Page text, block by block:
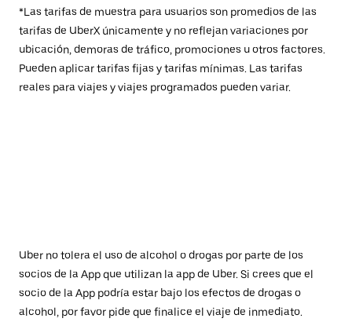
*Las tarifas de muestra para usuarios son promedios de las
tarifas de UberX únicamente y no reflejan variaciones por
ubicación, demoras de tráfico, promociones u otros factores.
Pueden aplicar tarifas fijas y tarifas mínimas. Las tarifas
reales para viajes y viajes programados pueden variar.
Uber no tolera el uso de alcohol o drogas por parte de los
socios de la App que utilizan la app de Uber. Si crees que el
socio de la App podría estar bajo los efectos de drogas o
alcohol, por favor pide que finalice el viaje de inmediato.